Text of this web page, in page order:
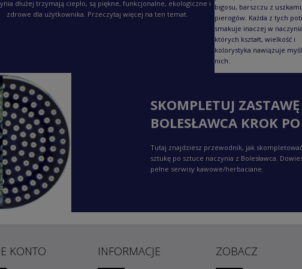
dłużej trzymają ciepło, są piękne, funkcjonalne, ekologiczne i
zdrowe dla użytkownika. Przeczytaj więcej na ten temat.
bigosu, barszczu z uszkami,
pierogów. Każda z tych
smakuje inaczej w
których kształt, wielkość i
kolorystyka nawiązuje
nich.
SKOMPLETUJ
BOLESŁAWCA KROK
Tutaj znajdziesz przewodnik, jak
sztukę po sztuce naczynia z Bolesławca.
pełne serwisy kawowe/herbaciane.
KONTO INFORMACJE ZOBACZ